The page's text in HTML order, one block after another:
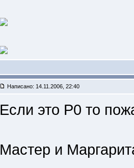
Написано: 14.11.2006, 22:40
Если это Р0 то
Мастер и